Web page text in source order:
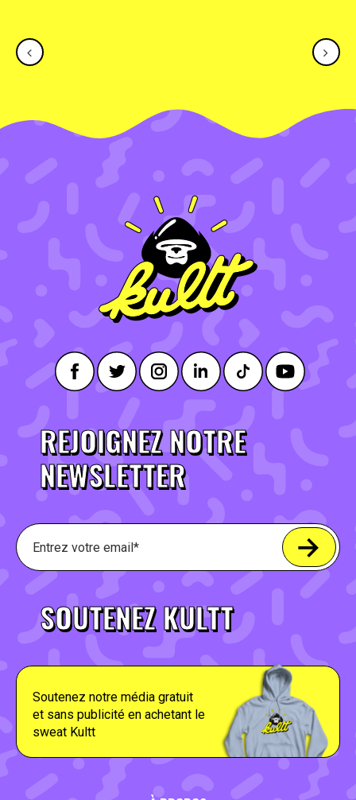
REJOIGNEZ NOTRE
NEWSLETTER
SOUTENEZ KULTT
Soutenez notre média gratuit
et sans publicité en achetant le
sweat Kultt